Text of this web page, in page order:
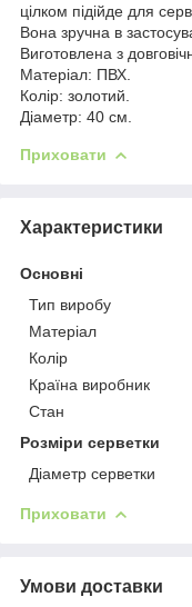
цілком підійде для
Вона зручна в
Виготовлена з
Матеріал: ПВХ.
Колір: золотий.
Діаметр: 40 см.
Приховати
Характеристики
Основні
Тип виробу
Матеріал
Колір
Країна виробник
Стан
Розміри серветки
Діаметр серветки
Приховати
Умови доставки